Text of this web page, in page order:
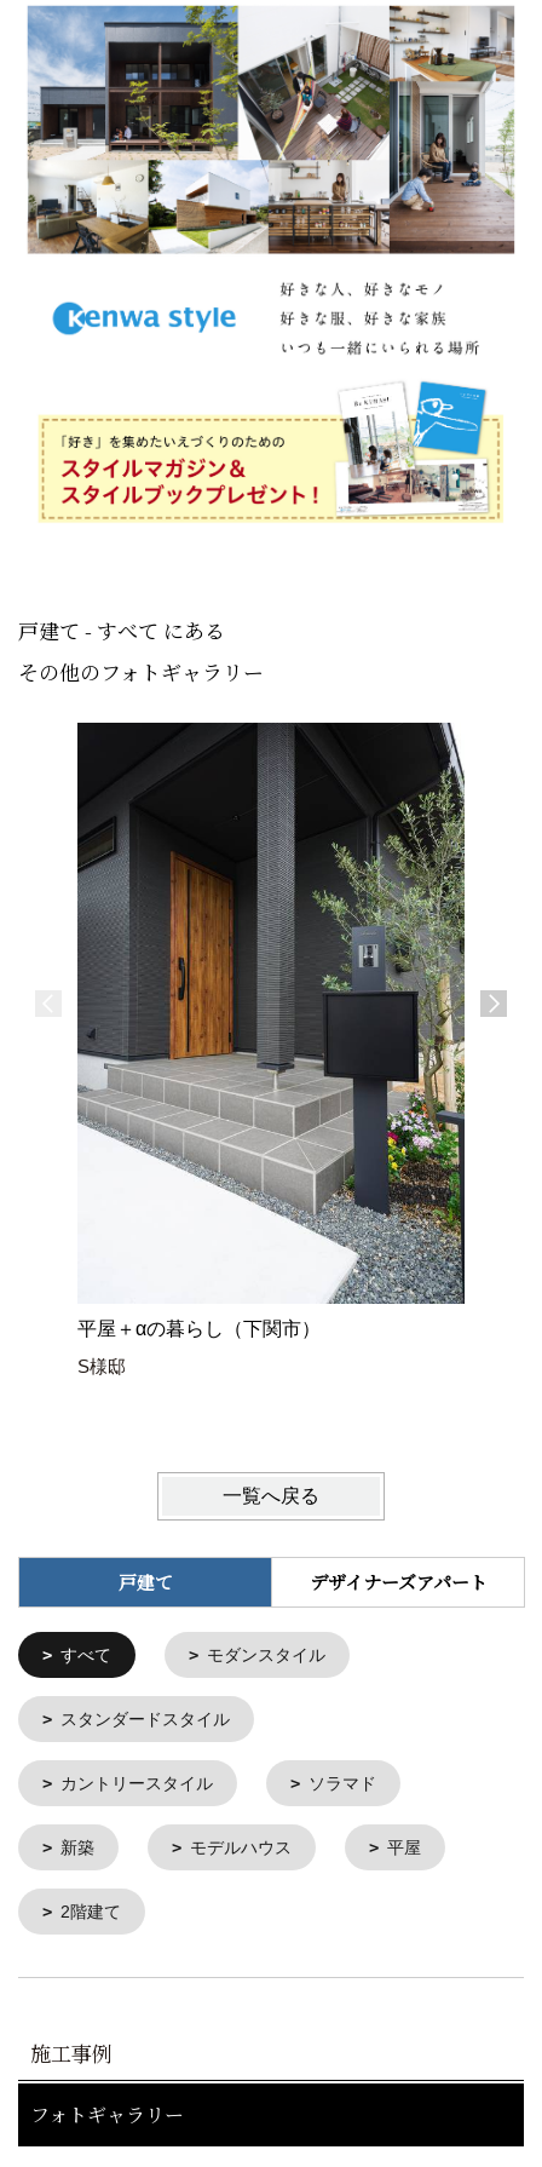
戸建て - すべて にある
その他のフォトギャラリー
平屋＋αの暮らし（下関市）
S様邸
一覧へ戻る
戸建て デザイナーズアパート
すべて モダンスタイル
スタンダードスタイル
カントリースタイル ソラマド
新築 モデルハウス 平屋
2階建て
施工事例
フォトギャラリー